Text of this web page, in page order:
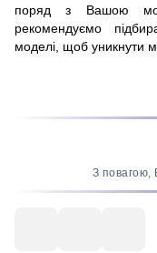
поряд з Вашою
рекомендуємо
моделі, щоб уникнути
З повагою,